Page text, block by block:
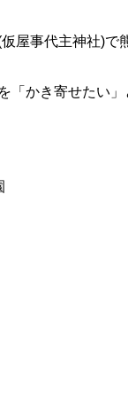
屋事代主神社)で
「かき寄せたい」